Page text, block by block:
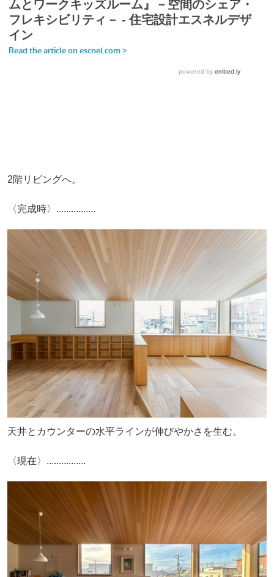
2階リビングへ。
〈完成時〉................
天井とカウンターの水平ラインが伸びやかさを生む。
〈現在〉................